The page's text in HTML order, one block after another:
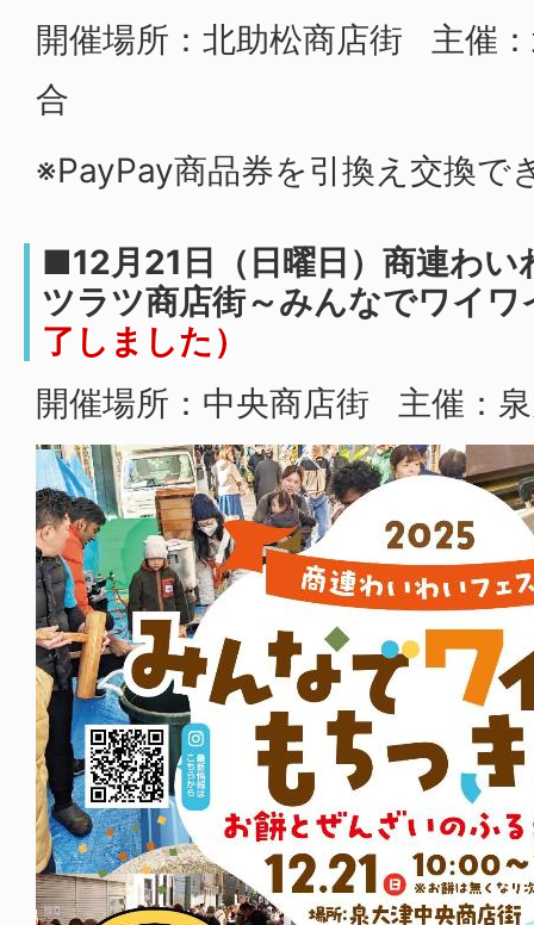
開催場所：北助松商店街 主催
合
※PayPay商品券を引換え交換で
■12月21日（日曜日）商連わい
ツラツ商店街～みんなでワイ
了しました）
開催場所：中央商店街 主催：